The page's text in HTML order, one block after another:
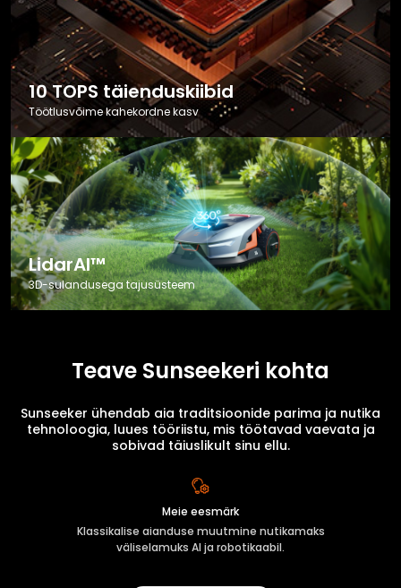
10 TOPS täienduskiibid
Töötlusvõime kahekordne kasv
LidarAI™
3D-sulandusega tajusüsteem
Teave Sunseekeri kohta
Sunseeker ühendab aia traditsioonide parima ja nutika
tehnoloogia, luues tööriistu, mis töötavad vaevata ja
sobivad täiuslikult sinu ellu.
Meie eesmärk
Klassikalise aianduse muutmine nutikamaks
väliselamuks AI ja robotikaabil.